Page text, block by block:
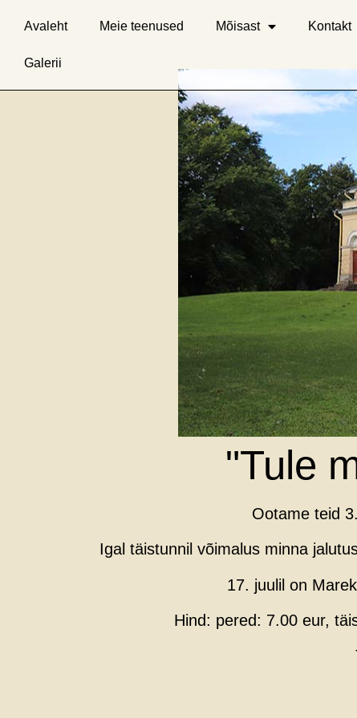
Avaleht Meie teenused Mõisast Kontakt
Galerii
"Tule
Ootame teid
Igal täistunnil võimalus minna
17. juulil on
Hind: pered: 7.00 eur,